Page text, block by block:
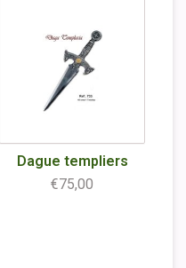
Dague templiers
€75,00